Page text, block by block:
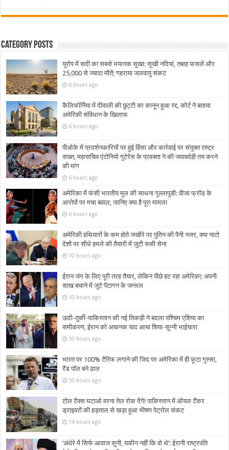
Category Posts
यूरोप में सदी का सबसे भयानक सूखा: सूखी नदियां, तबाह फसलें और
25,000 से ज्यादा मौतें; गहराया जलवायु संकट
6 hours ago
कैलिफोर्निया में दीवाली की छुट्टी का कानून हुआ रद्द, कोर्ट ने बताया
अमेरिकी संविधान के खिलाफ
6 hours ago
पीओके में प्रदर्शनकारियों पर हुई हिंसा और कार्रवाई पर संयुक्त राष्ट्र
सख्त, महासचिव एंटोनियो गुटेरेस के प्रवक्ता ने की जवाबदेही तय करने
की मांग
6 hours ago
अमेरिका में फंसी भारतीय मूल की साधना गुल्लापुडी: वीजा फ्रॉड के
आरोपों पर मचा बवाल, जानिए क्या है पूरा मामला
6 hours ago
अमेरिकी हथियारों के कम होते जखीरे पर पुतिन की पैनी नजर, क्या नाटो
देशों पर सीधे हमले की तैयारी में जुटी रूसी सेना
10 hours ago
ईरान जंग के लिए पूरी तरह तैयार, लेकिन पीछे हट रहा अमेरिका; अपनी
साख बचाने में जुटे पेंटागन के जनरल
10 hours ago
ऊदी-तुर्की-पाकिस्तान की नई तिकड़ी ने बदला पश्चिम एशिया का
समीकरण, ईरान को अचानक याद आया शिया-सुन्नी भाईचारा
10 hours ago
भारत पर 100% टैरिफ लगाने की जिद पर अमेरिका में ही फूटा गुस्सा,
रैंड पॉल बने ढाल
10 hours ago
टोल टैक्स घटाओ वरना तेल रोक देंगे! पाकिस्तान में ऑयल टैंकर
ड्राइवरों की हड़ताल से खड़ा हुआ भीषण पेट्रोल संकट
14 hours ago
‘अंधेरे में सिर्फ आवाज सुनी, यकीन नहीं कि वो थे’: ईरानी राष्ट्रपति